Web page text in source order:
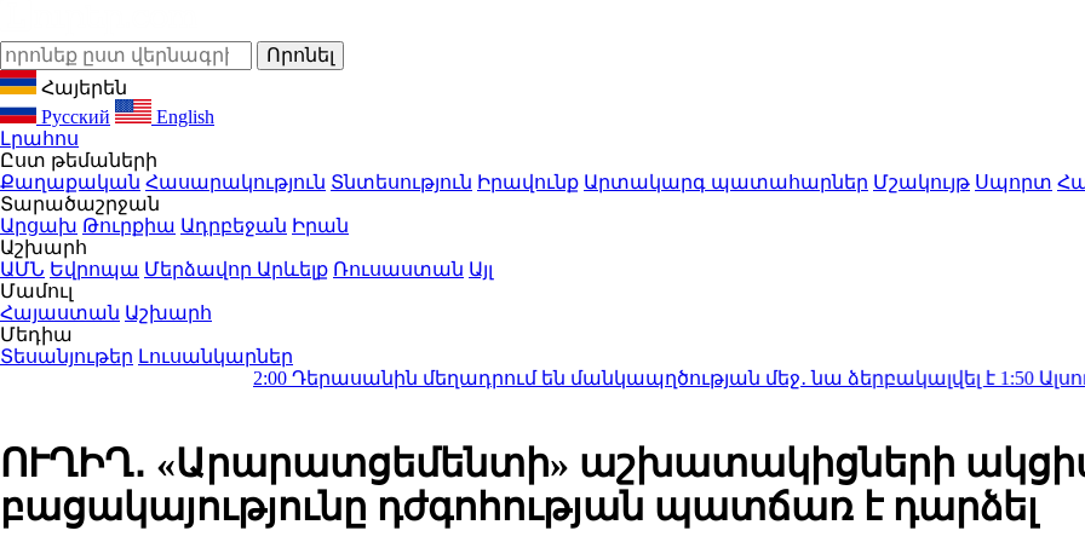
Հայերեն
Русский
English
Լրահոս
Ըստ թեմաների
Քաղաքական Հասարակություն Տնտեսություն Իրավունք Արտակարգ պատահարներ Մշակույթ Սպորտ
Տարածաշրջան
Արցախ Թուրքիա Ադրբեջան Իրան
Աշխարհ
ԱՄՆ Եվրոպա Մերձավոր Արևելք Ռուսաստան Այլ
Մամուլ
Հայաստան Աշխարհ
Մեդիա
Տեսանյութեր Լուսանկարներ
Դերասանին մեղադրում են մանկապղծության մեջ․ նա ձերբակալվել է1:50Ալսուն կիսվել
ՈՒՂԻՂ․ «Արարատցեմենտի» աշխատակիցների
բացակայությունը դժգոհության պատճառ է դարձել